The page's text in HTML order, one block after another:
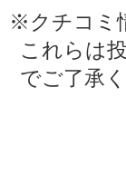
※クチコミ
これらは
でご了承